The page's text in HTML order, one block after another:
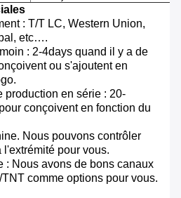
: T/T LC, Western Union,
etc….
: 2-4days quand il y a de
ou s'ajoutent en
production en série : 20-
conçoivent en fonction du
Nous pouvons contrôler
l'extrémité pour vous.
: Nous avons de bons canaux
comme options pour vous.